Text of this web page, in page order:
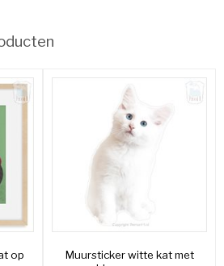
op
Muursticker witte kat met